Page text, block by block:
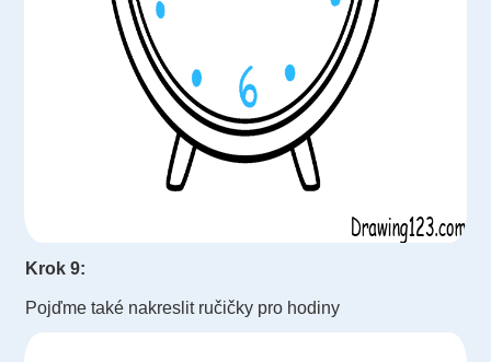
Krok 9:
Pojďme také nakreslit ručičky pro hodiny